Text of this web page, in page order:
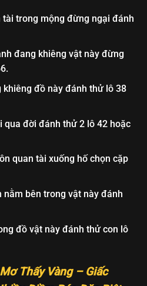
tài trong mộng đừng ngại đánh
đang khiêng vật này đừng
khiêng đồ này đánh thử lô 38
qua đời đánh thử 2 lô 42 hoặc
quan tài xuống hố chọn cặp
bên trong vật này đánh
đồ vật này đánh thử con lô
Thấy Vàng – Giấc